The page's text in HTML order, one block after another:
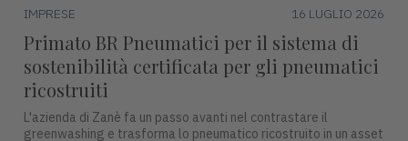
IMPRESE 16 LUGLIO 2026
Primato BR Pneumatici per il sistema di
sostenibilità certificata per gli pneumatici
ricostruiti
L'azienda di Zanè fa un passo avanti nel contrastare il
greenwashing e trasforma lo pneumatico ricostruito in un asset